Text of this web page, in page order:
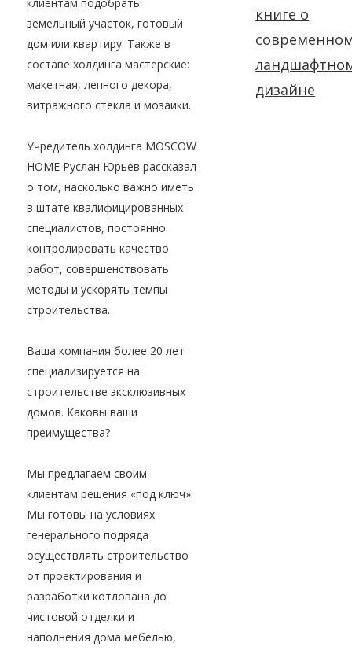
земельный участок, готовый
дом или квартиру. Также в
составе холдинга мастерские:
макетная, лепного декора,
витражного стекла и мозаики.
Учредитель холдинга MOSCOW
HOME Руслан Юрьев рассказал
о том, насколько важно иметь
в штате квалифицированных
специалистов, постоянно
контролировать качество
работ, совершенствовать
методы и ускорять темпы
строительства.
Ваша компания более 20 лет
специализируется на
строительстве эксклюзивных
домов. Каковы ваши
преимущества?
Мы предлагаем своим
клиентам решения «под ключ».
Мы готовы на условиях
генерального подряда
осуществлять строительство
от проектирования и
разработки котлована до
чистовой отделки и
наполнения дома мебелью,
книге о
дизайне